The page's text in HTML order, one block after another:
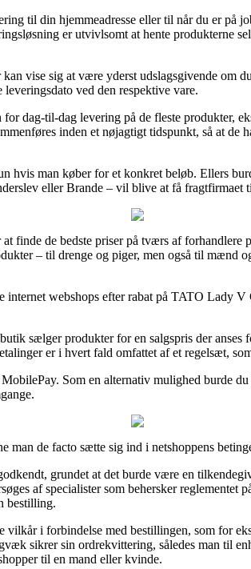
til din hjemmeadresse eller til når du er på
er utvivlsomt at hente produkterne
vise sig at være yderst udslagsgivende om
leveringsdato ved den respektive vare.
dag-til-dag levering på de fleste produkter,
inden et nøjagtigt tidspunkt, så at de
hvis man køber for et konkret beløb. Ellers
eller Brande – vil blive at få fragtfirmaet
finde de bedste priser på tværs af
– til drenge og piger, men også til mænd
internet webshops efter rabat på TATO Lady
sælger produkter for en salgspris der
er i hvert fald omfattet af et regelsæt,
Som en alternativ mulighed burde
de facto sætte sig ind i netshoppens
grundet at det burde være en
af specialister som behersker
bestilling.
i forbindelse med bestillingen, som for
sikrer sin ordrekvittering, således man til
til en mand eller kvinde.